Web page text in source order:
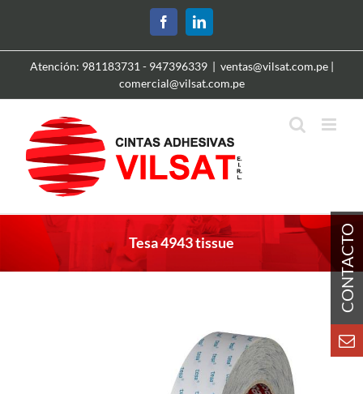
FacebookLinkedIn
Atención: 981183731 - 947396339 | ventas@vilsat.com.pe |
comercial@vilsat.com.pe
Tesa 4943 tissue